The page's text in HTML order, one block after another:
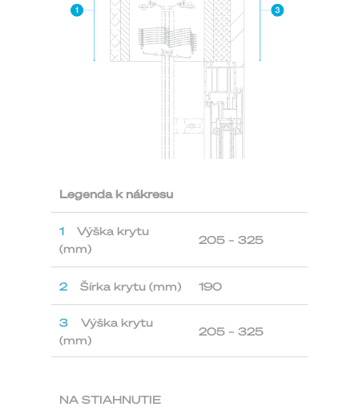
Legenda k nákresu
1 Výška krytu
(mm)
205 – 325
2 Šírka krytu (mm) 190
3 Výška krytu
(mm)
205 – 325
NA STIAHNUTIE